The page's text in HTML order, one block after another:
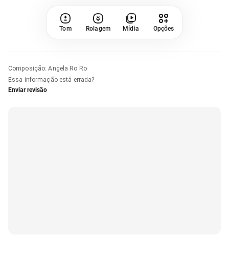
Tom Rolagem Mídia Opções
Composição:Angela Ro Ro
Essa informação está errada?
Enviar revisão